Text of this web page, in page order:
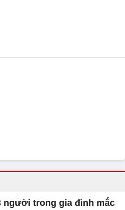
người trong gia đình mắc